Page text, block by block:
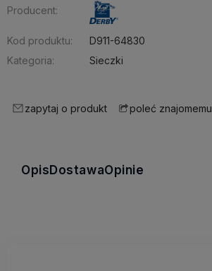
Producent:
Kod produktu:
D911-64830
Kategoria:
Sieczki
zapytaj o produkt poleć znajomemu
OpisDostawaOpinie